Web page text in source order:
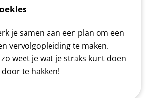
je samen aan een plan om een
vervolgopleiding te maken.
weet je wat je straks kunt doen
te hakken!